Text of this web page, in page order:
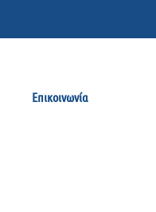
Επικοινωνία